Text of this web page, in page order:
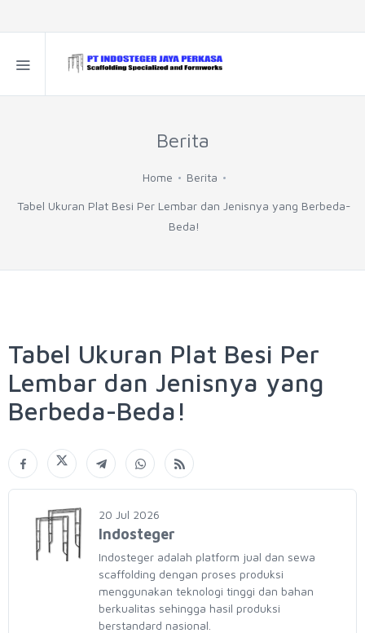
Berita
Home Berita
Tabel Ukuran Plat Besi Per Lembar dan Jenisnya yang Berbeda-
Beda!
Tabel Ukuran Plat Besi Per
Lembar dan Jenisnya yang
Berbeda-Beda!
20 Jul 2026
Indosteger
Indosteger adalah platform jual dan sewa
scaffolding dengan proses produksi
menggunakan teknologi tinggi dan bahan
berkualitas sehingga hasil produksi
berstandard nasional.